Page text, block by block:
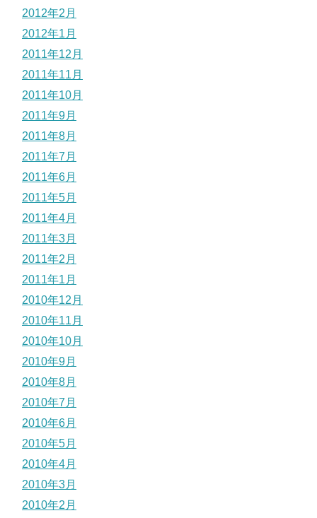
2012年2月
2012年1月
2011年12月
2011年11月
2011年10月
2011年9月
2011年8月
2011年7月
2011年6月
2011年5月
2011年4月
2011年3月
2011年2月
2011年1月
2010年12月
2010年11月
2010年10月
2010年9月
2010年8月
2010年7月
2010年6月
2010年5月
2010年4月
2010年3月
2010年2月